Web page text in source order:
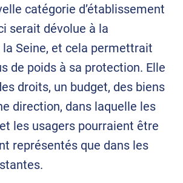
catégorie d’établissement
serait dévolue à la
Seine, et cela permettrait
de poids à sa protection. Elle
droits, un budget, des biens
direction, dans laquelle les
les usagers pourraient être
représentés que dans les